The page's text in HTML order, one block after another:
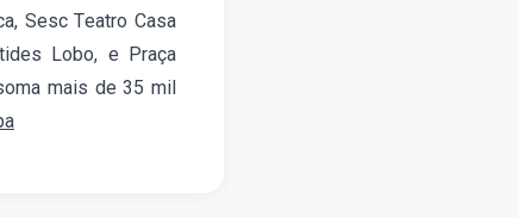
Sesc Teatro Casa
Lobo, e Praça
mais de 35 mil